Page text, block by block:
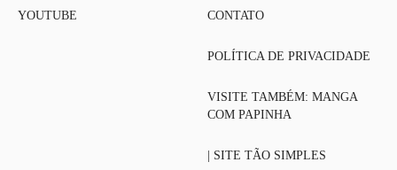
YOUTUBE CONTATO
POLÍTICA DE PRIVACIDADE
VISITE TAMBÉM: MANGA
COM PAPINHA
| SITE TÃO SIMPLES